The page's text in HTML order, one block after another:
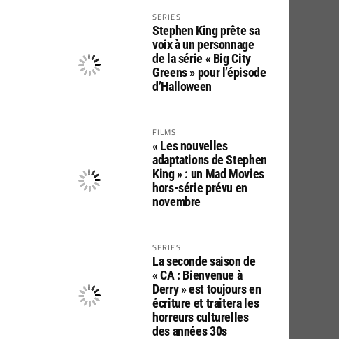
SERIES
Stephen King prête sa
voix à un personnage
de la série « Big City
Greens » pour l’épisode
d’Halloween
FILMS
« Les nouvelles
adaptations de Stephen
King » : un Mad Movies
hors-série prévu en
novembre
SERIES
La seconde saison de
« CA : Bienvenue à
Derry » est toujours en
écriture et traitera les
horreurs culturelles
des années 30s